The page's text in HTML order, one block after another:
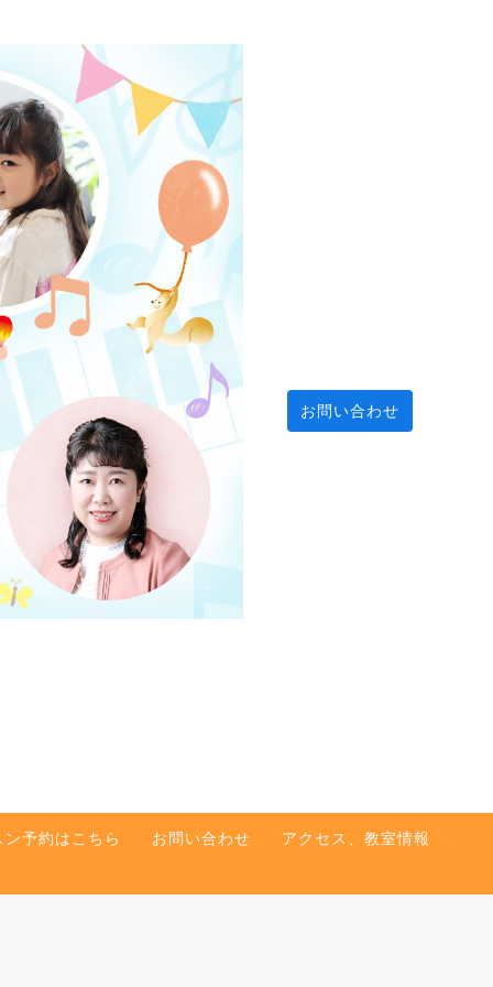
お問い合わせ
予約はこちら お問い合わせ アクセス、教室情報